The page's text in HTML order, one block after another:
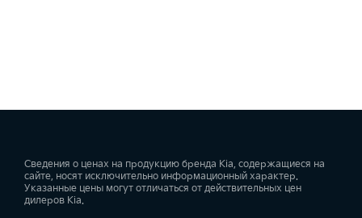
Сведения о ценах на продукцию бренда Kia, содержащиеся на
сайте, носят исключительно информационный характер.
Указанные цены могут отличаться от действительных цен
дилеров Kia.